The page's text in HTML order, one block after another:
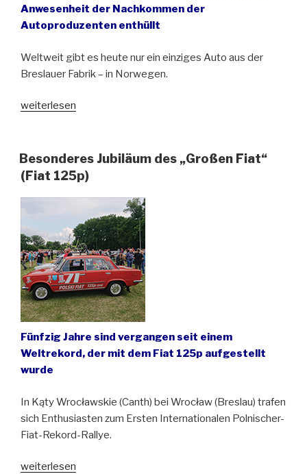
Anwesenheit der Nachkommen der
Autoproduzenten enthüllt
Weltweit gibt es heute nur ein einziges Auto aus der
Breslauer Fabrik – in Norwegen.
„Wrocław
Breslaus
einzige
weiterlesen
Besonderes Jubiläum des „Großen Fiat“
(Fiat 125p)
Fünfzig Jahre sind vergangen seit einem
Weltrekord, der mit dem Fiat 125p aufgestellt
wurde
In Kąty Wrocławskie (Canth) bei Wrocław (Breslau) trafen
sich Enthusiasten zum Ersten Internationalen Polnischer-
Fiat-Rekord-Rallye.
„Besonderes
weiterlesen